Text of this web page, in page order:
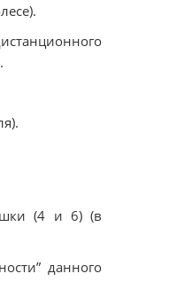
(4 и 6) (в
данного